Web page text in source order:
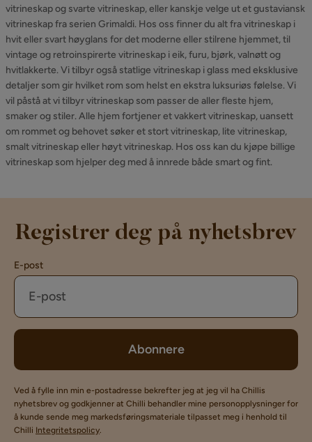
vitrineskap og svarte vitrineskap, eller kanskje velge ut et gustaviansk
vitrineskap fra serien Grimaldi. Hos oss finner du alt fra vitrineskap i
hvit eller svart høyglans for det moderne eller stilrene hjemmet, til
vintage og retroinspirerte vitrineskap i eik, furu, bjørk, valnøtt og
hvitlakkerte. Vi tilbyr også statlige vitrineskap i glass med eksklusive
detaljer som gir hvilket rom som helst en ekstra luksuriøs følelse. Vi
vil påstå at vi tilbyr vitrineskap som passer de aller fleste hjem,
smaker og stiler. Alle hjem fortjener et vakkert vitrineskap, uansett
om rommet og behovet søker et stort vitrineskap, lite vitrineskap,
smalt vitrineskap eller høyt vitrineskap. Hos oss kan du kjøpe billige
vitrineskap som hjelper deg med å innrede både smart og fint.
Registrer deg på nyhetsbrev
E-post
Abonnere
Ved å fylle inn min e-postadresse bekrefter jeg at jeg vil ha Chillis
nyhetsbrev og godkjenner at Chilli behandler mine personopplysninger for
å kunde sende meg markedsføringsmateriale tilpasset meg i henhold til
Chilli Integritetspolicy.